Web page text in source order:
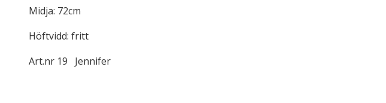
Midja: 72cm
Höftvidd: fritt
Art.nr 19 Jennifer